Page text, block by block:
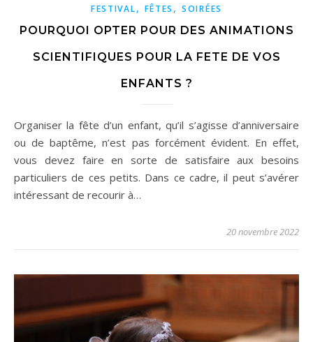
FESTIVAL, FÊTES ,SOIRÉES
POURQUOI OPTER POUR DES ANIMATIONS
SCIENTIFIQUES POUR LA FETE DE VOS
ENFANTS ?
Organiser la fête d’un enfant, qu’il s’agisse d’anniversaire
ou de baptême, n’est pas forcément évident. En effet,
vous devez faire en sorte de satisfaire aux besoins
particuliers de ces petits. Dans ce cadre, il peut s’avérer
intéressant de recourir à…
20 novembre 2022